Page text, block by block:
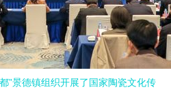
”景德镇组织开展了国家陶瓷文化传